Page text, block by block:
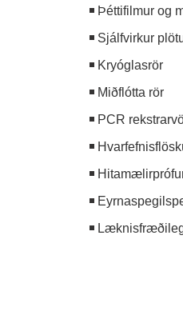
Þéttifilmur og
Sjálfvirkur
Kryóglasrör
Miðflótta rör
PCR